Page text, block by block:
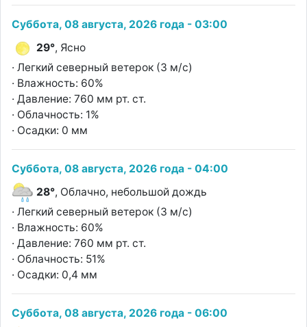
Суббота, 08 августа, 2026 года - 03:00
29°, Ясно
· Легкий северный ветерок (3 м/с)
· Влажность: 60%
· Давление: 760 мм рт. ст.
· Облачность: 1%
· Осадки: 0 мм
Суббота, 08 августа, 2026 года - 04:00
28°, Облачно, небольшой дождь
· Легкий северный ветерок (3 м/с)
· Влажность: 60%
· Давление: 760 мм рт. ст.
· Облачность: 51%
· Осадки: 0,4 мм
Суббота, 08 августа, 2026 года - 06:00